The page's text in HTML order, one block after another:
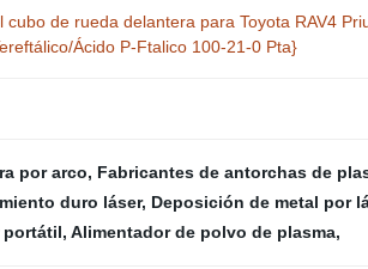
cubo de rueda delantera para Toyota RAV4
Ácido P-Ftalico 100-21-0 Pta}
por arco, Fabricantes de antorchas de
duro láser, Deposición de metal por
portátil, Alimentador de polvo de plasma,